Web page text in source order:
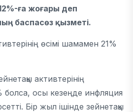
ға жоғары деп
баспасөз қызметі.
өсімі шамамен 21%
активтерінің
болса, осы кезеңде инфляция
Бір жыл ішінде зейнетақы